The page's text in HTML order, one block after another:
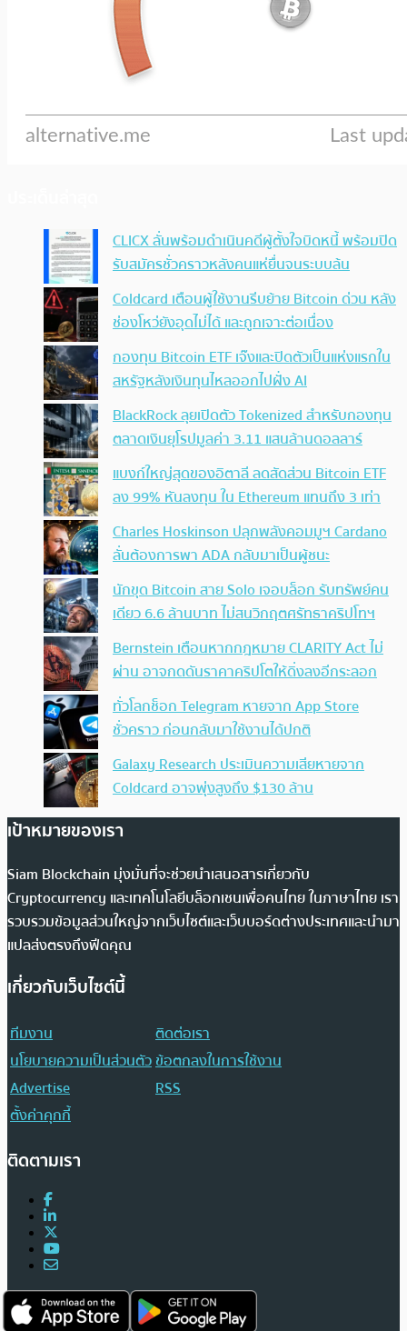
CLICX ลั่นพร้อมดำเนินคดีผู้ตั้งใจบิดหนี้ พร้อมปิด
รับสมัครชั่วคราวหลังคนแห่ยื่นจนระบบล้น
Coldcard เตือนผู้ใช้งานรีบย้าย Bitcoin ด่วน หลัง
ช่องโหว่ยังอุดไม่ได้ และถูกเจาะต่อเนื่อง
กองทุน Bitcoin ETF เจ๊งและปิดตัวเป็นแห่งแรกใน
สหรัฐหลังเงินทุนไหลออกไปฝั่ง AI
BlackRock ลุยเปิดตัว Tokenized สำหรับกองทุน
ตลาดเงินยุโรปมูลค่า 3.11 แสนล้านดอลลาร์
แบงก์ใหญ่สุดของอิตาลี ลดสัดส่วน Bitcoin ETF
ลง 99% หันลงทุน ใน Ethereum แทนถึง 3 เท่า
Charles Hoskinson ปลุกพลังคอมมูฯ Cardano
ลั่นต้องการพา ADA กลับมาเป็นผู้ชนะ
นักขุด Bitcoin สาย Solo เจอบล็อก รับทรัพย์คน
เดียว 6.6 ล้านบาท ไม่สนวิกฤตศรัทธาคริปโทฯ
Bernstein เตือนหากกฎหมาย CLARITY Act ไม่
ผ่าน อาจกดดันราคาคริปโตให้ดิ่งลงอีกระลอก
ทั่วโลกช็อก Telegram หายจาก App Store
ชั่วคราว ก่อนกลับมาใช้งานได้ปกติ
Galaxy Research ประเมินความเสียหายจาก
Coldcard อาจพุ่งสูงถึง $130 ล้าน
เป้าหมายของเรา
Siam Blockchain มุ่งมั่นที่จะช่วยนำเสนอสารเกี่ยวกับ
Cryptocurrency และเทคโนโลยีบล็อกเชนเพื่อคนไทย ในภาษาไทย เรา
รวบรวมข้อมูลส่วนใหญ่จากเว็บไซต์และเว็บบอร์ดต่างประเทศและนำมา
แปลส่งตรงถึงฟีดคุณ
เกี่ยวกับเว็บไซต์นี้
ทีมงาน
ติดต่อเรา
นโยบายความเป็นส่วนตัวข้อตกลงในการใช้งาน
Advertise
RSS
ตั้งค่าคุกกี้
ติดตามเรา